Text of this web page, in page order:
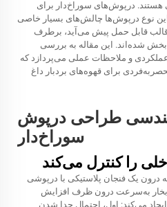
هستند. درپوش‌های سوراخ‌دار برای
این نوع درپوش‌ها چالش‌های بسیار خاصی
قابل حمل پیش می‌آید، برطرف
شده‌اند. این مقاله به بررسی
و ملاحظات عملی می‌پردازد که
برای قهوه‌های بردبار داغ
طراحی درپوش
سوراخ‌دار
را کنترل می‌کند
درون یک فنجان پلاستیکی با درپوشی
به‌سرعت درون ظرف افزایش
می‌کند: اول، احتمال جدا شدن